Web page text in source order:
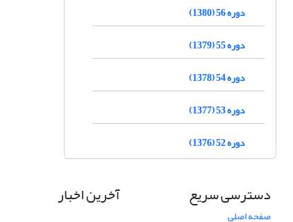
دوره 56 (1380)
دوره 55 (1379)
دوره 54 (1378)
دوره 53 (1377)
دوره 52 (1376)
دسترسی سریع
صفحه اصلی
آخرین اخبار